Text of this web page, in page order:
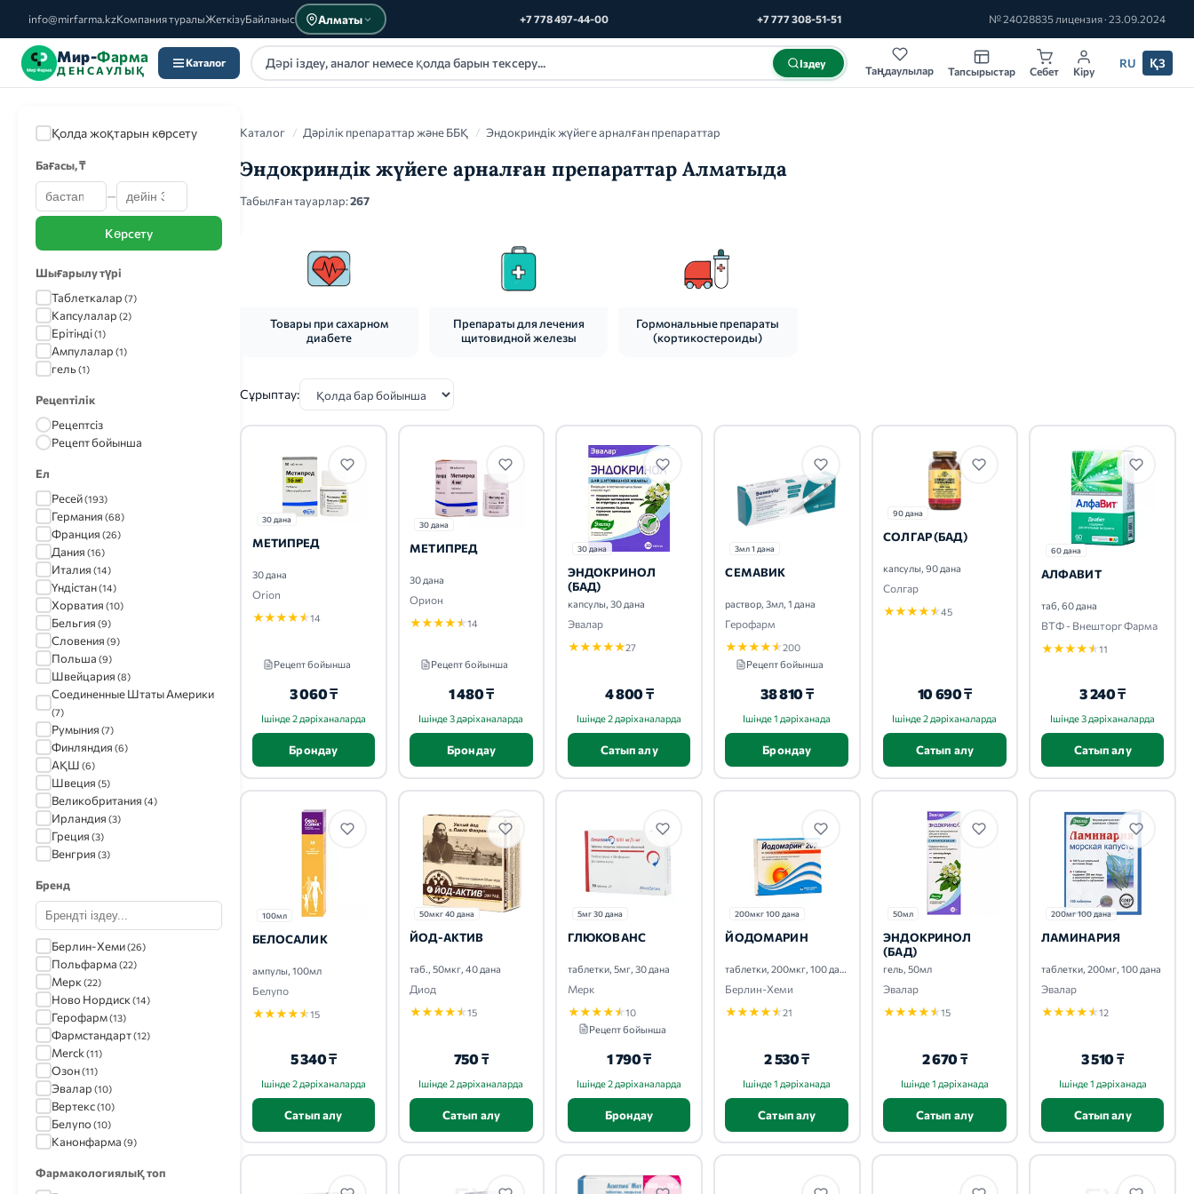
info@mirfarma.kzКомпания туралыЖеткізуБайланыс Алматы +7 778 497-44-00 +7 777 308-51-51 № 24028835 лицензия · 23.09.2024
Мир-Фарма
ДЕНСАУЛЫҚ
Каталог Іздеу
Таңдаулылар Тапсырыстар Себет Кіру
RU ҚЗ
Каталог
Қолда жоқтарын көрсету
Бағасы, ₸
—
Көрсету
Шығарылу түрі
Таблеткалар (7)
Капсулалар (2)
Ерітінді(1)
Ампулалар (1)
гель(1)
Рецептілік
Рецептсіз
Рецепт бойынша
Ел
Ресей(193)
Германия (68)
Франция (26)
Дания (16)
Италия (14)
Үндістан(14)
Хорватия (10)
Бельгия (9)
Словения (9)
Польша (9)
Швейцария (8)
Соединенные Штаты Америки
(7)
Румыния (7)
Финляндия (6)
АҚШ (6)
Швеция (5)
Великобритания (4)
Ирландия (3)
Греция (3)
Венгрия (3)
Бренд
Берлин-Хеми(26)
Польфарма (22)
Мерк(22)
Ново Нордиск(14)
Герофарм(13)
Фармстандарт(12)
Merck(11)
Озон(11)
Эвалар (10)
Вертекс(10)
Белупо (10)
Канонфарма (9)
Астразенека(8)
Фармакологиялық топ
Каталог / Дәрілік препараттар және ББҚ / Эндокриндік жүйеге арналған препараттар
Эндокриндік жүйеге арналған препараттар Алматыда
Табылған тауарлар:267
Товары при сахарном
диабете
Препараты для лечения
щитовидной железы
Гормональные препараты
(кортикостероиды)
Сұрыптау:
30 дана
МЕТИПРЕД
30 дана
Orion
★★★★★14
Рецепт бойынша
3 060 ₸
Ішінде 2 дәріханаларда
Брондау
30 дана
МЕТИПРЕД
30 дана
Орион
★★★★★14
Рецепт бойынша
1 480 ₸
Ішінде 3 дәріханаларда
Брондау
30 дана
ЭНДОКРИНОЛ
(БАД)
капсулы, 30 дана
Эвалар
★★★★★27
4 800 ₸
Ішінде 2 дәріханаларда
Сатып алу
3мл 1 дана
СЕМАВИК
раствор, 3мл, 1 дана
Герофарм
★★★★★200
Рецепт бойынша
38 810 ₸
Ішінде 1 дәріханада
Брондау
90 дана
СОЛГАР (БАД)
капсулы, 90 дана
Солгар
★★★★★45
10 690 ₸
Ішінде 2 дәріханаларда
Сатып алу
60 дана
АЛФАВИТ
таб, 60 дана
ВТФ - Внешторг Фарма
★★★★★11
3 240 ₸
Ішінде 3 дәріханаларда
Сатып алу
100мл
БЕЛОСАЛИК
ампулы, 100мл
Белупо
★★★★★15
5 340 ₸
Ішінде 2 дәріханаларда
Сатып алу
50мкг 40 дана
ЙОД-АКТИВ
таб., 50мкг, 40 дана
Диод
★★★★★15
750 ₸
Ішінде 2 дәріханаларда
Сатып алу
5мг 30 дана
ГЛЮКОВАНС
таблетки, 5мг, 30 дана
Мерк
★★★★★10
Рецепт бойынша
1 790 ₸
Ішінде 2 дәріханаларда
Брондау
200мкг 100 дана
ЙОДОМАРИН
таблетки, 200мкг, 100 дана
Берлин-Хеми
★★★★★21
2 530 ₸
Ішінде 1 дәріханада
Сатып алу
50мл
ЭНДОКРИНОЛ
(БАД)
гель, 50мл
Эвалар
★★★★★15
2 670 ₸
Ішінде 1 дәріханада
Сатып алу
200мг 100 дана
ЛАМИНАРИЯ
таблетки, 200мг, 100 дана
Эвалар
★★★★★12
3 510 ₸
Ішінде 1 дәріханада
Сатып алу